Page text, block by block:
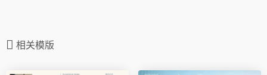
相关模版